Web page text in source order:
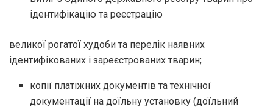
ідентифікацію та реєстрацію
великої рогатої худоби та перелік наявних
ідентифікованих і зареєстрованих тварин;
копії платіжних документів та технічної
документації на доїльну установку (доїльний